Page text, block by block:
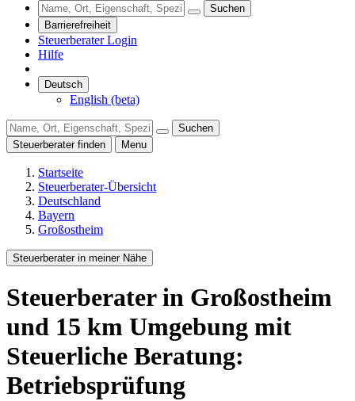
Suchen
Barrierefreiheit
Steuerberater Login
Hilfe
Deutsch
English (beta)
Suchen
Steuerberater finden
Menu
Startseite
Steuerberater-Übersicht
Deutschland
Bayern
Großostheim
Steuerberater in meiner Nähe
Steuerberater in Großostheim
und 15 km Umgebung mit
Steuerliche Beratung:
Betriebsprüfung